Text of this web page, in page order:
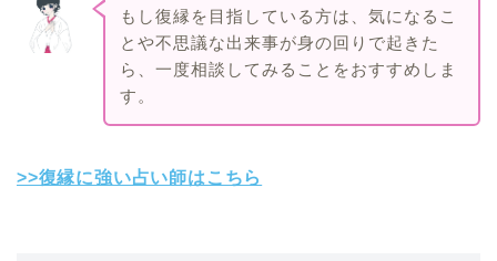
もし復縁を目指している方は、気になるこ
とや不思議な出来事が身の回りで起きた
ら、一度相談してみることをおすすめしま
す。
>>復縁に強い占い師はこちら